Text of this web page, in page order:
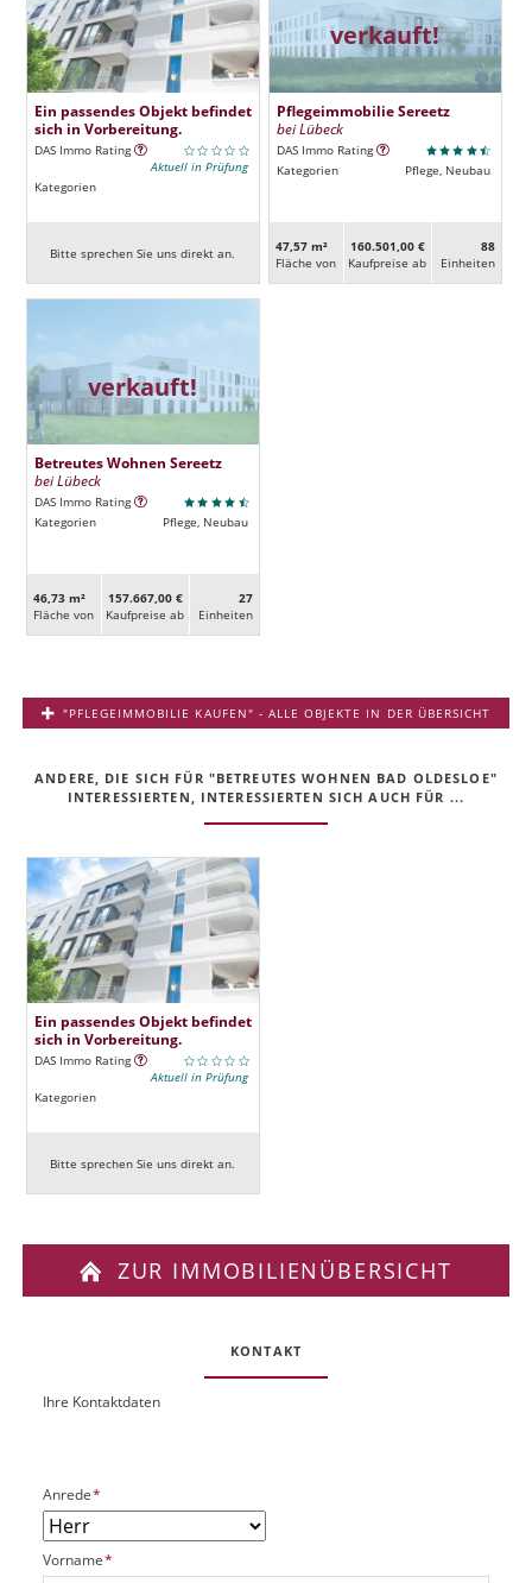
Ein passendes Objekt befindet
sich in Vorbereitung.
DAS Immo Rating
Aktuell in Prüfung
Kategorien
Bitte sprechen Sie uns direkt an.
verkauft!
Pflegeimmobilie Sereetz
bei Lübeck
DAS Immo Rating
Kategorien
Pflege, Neubau
47,57 m²
Fläche von
160.501,00 €
Kaufpreise ab
88
Ein­heiten
verkauft!
Betreutes Wohnen Sereetz
bei Lübeck
DAS Immo Rating
Kategorien
Pflege, Neubau
46,73 m²
Fläche von
157.667,00 €
Kaufpreise ab
27
Ein­heiten
"PFLEGEIMMOBILIE KAUFEN" - ALLE OBJEKTE IN DER ÜBERSICHT
ANDERE, DIE SICH FÜR "BETREUTES WOHNEN BAD OLDESLOE"
INTERESSIERTEN, INTERESSIERTEN SICH AUCH FÜR ...
Ein passendes Objekt befindet
sich in Vorbereitung.
DAS Immo Rating
Aktuell in Prüfung
Kategorien
Bitte sprechen Sie uns direkt an.
ZUR IMMOBILIENÜBERSICHT
KONTAKT
O
k
P
UIhre Kontaktdaten
P
f
l
i
Anrede*
P
Vorname*